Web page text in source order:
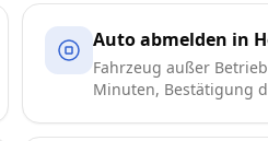
Auto abmelden in
Fahrzeug außer
Minuten, Bestätigung